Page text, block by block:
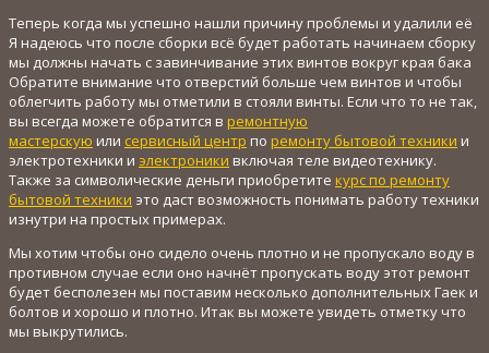
Теперь когда мы успешно нашли причину проблемы и удалили её
Я надеюсь что после сборки всё будет работать начинаем сборку
мы должны начать с завинчивание этих винтов вокруг края бака
Обратите внимание что отверстий больше чем винтов и чтобы
облегчить работу мы отметили в стояли винты. Если что то не так,
вы всегда можете обратится в ремонтную
мастерскую или сервисный центр по ремонту бытовой техники и
электротехники и электроники включая теле видеотехнику.
Также за символические деньги приобретите курс по ремонту
бытовой техники это даст возможность понимать работу техники
изнутри на простых примерах.
Мы хотим чтобы оно сидело очень плотно и не пропускало воду в
противном случае если оно начнёт пропускать воду этот ремонт
будет бесполезен мы поставим несколько дополнительных Гаек и
болтов и хорошо и плотно. Итак вы можете увидеть отметку что
мы выкрутились.